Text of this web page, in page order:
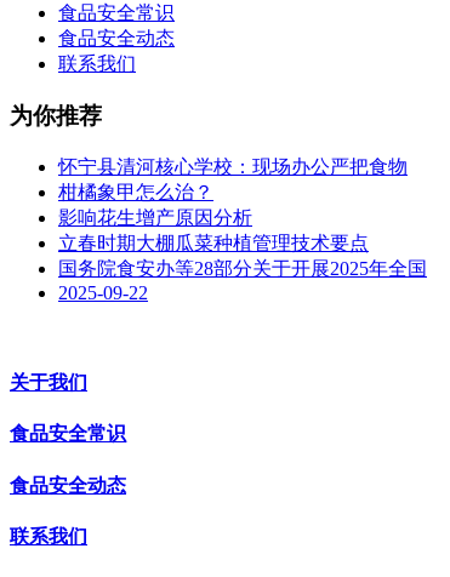
食品安全常识
食品安全动态
联系我们
为你推荐
怀宁县清河核心学校：现场办公严把食物
柑橘象甲怎么治？
影响花生增产原因分析
立春时期大棚瓜菜种植管理技术要点
国务院食安办等28部分关于开展2025年全国
2025-09-22
关于我们
食品安全常识
食品安全动态
联系我们